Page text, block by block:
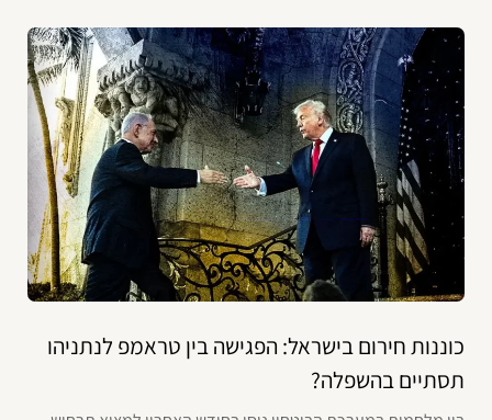
כוננות חירום בישראל: הפגישה בין טראמפ לנתניהו
תסתיים בהשפלה?